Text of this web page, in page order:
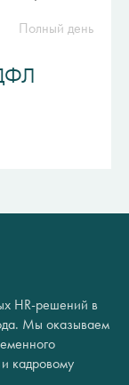
Полный день
HR-решений в
Мы оказываем
кадровому